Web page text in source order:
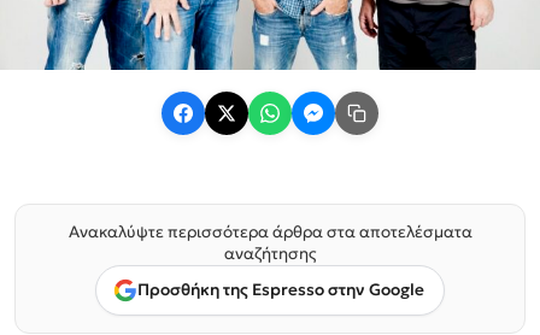
Ανακαλύψτε περισσότερα άρθρα στα αποτελέσματα
αναζήτησης
Προσθήκη της Espresso στην Google